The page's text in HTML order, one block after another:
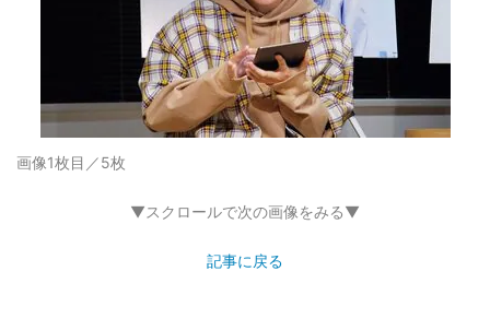
画像1枚目／5枚
▼スクロールで次の画像をみる▼
記事に戻る